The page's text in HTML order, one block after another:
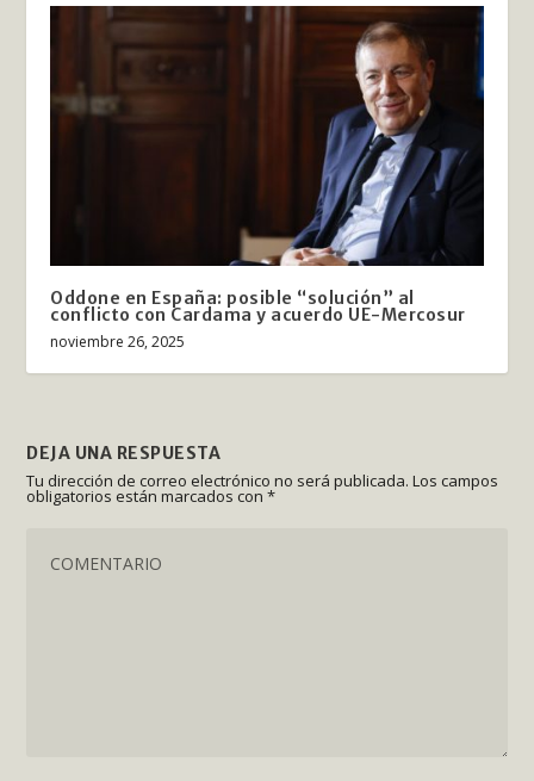
Oddone en España: posible “solución” al
conflicto con Cardama y acuerdo UE-Mercosur
noviembre 26, 2025
DEJA UNA RESPUESTA
Tu dirección de correo electrónico no será publicada. Los campos
obligatorios están marcados con*